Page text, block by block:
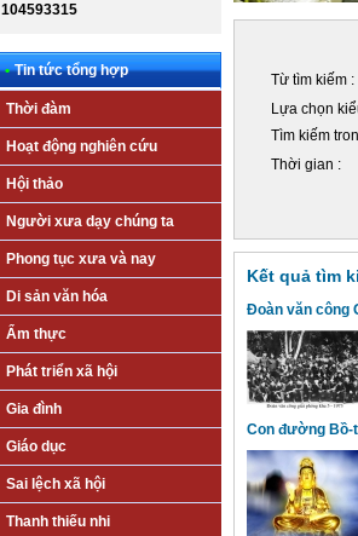
104593315
• Tin tức tổng hợp
Thời đàm
Hoạt động nghiên cứu
Hội thảo
Người xưa dạy chúng ta
Phong tục xưa và nay
Di sản văn hóa
Ẩm thực
Phát triển xã hội
Gia đình
Giáo dục
Sai lệch xã hội
Thanh thiếu nhi
Từ tìm kiếm :
Lựa chọn
Tìm kiếm
Thời gian :
Kết quả tìm
Đoàn văn công
Con đường Bồ-